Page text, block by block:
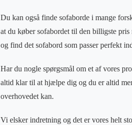
Du kan også finde sofaborde i mange
at du køber sofabordet til den billigste
og find det sofabord som passer perfekt
Har du nogle spørgsmål om et af vores
altid klar til at hjælpe dig og du er altid
overhovedet kan.
Vi elsker indretning og det er vores helt